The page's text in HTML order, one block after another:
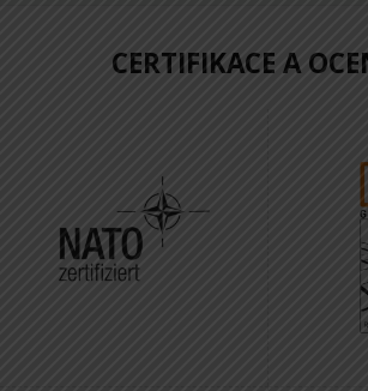
CERTIFIKACE A